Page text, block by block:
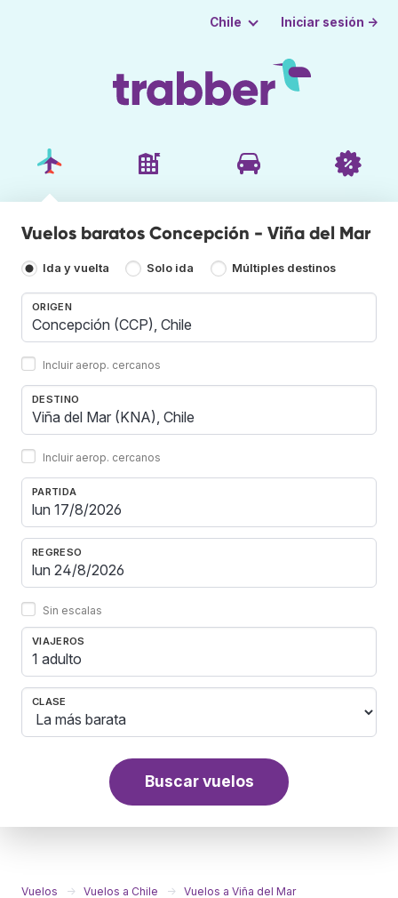
Chile Iniciar sesión →
Vuelos baratos Concepción - Viña del Mar
Ida y vuelta Solo ida Múltiples destinos
ORIGEN
Incluir aerop. cercanos
DESTINO
Incluir aerop. cercanos
PARTIDA
REGRESO
Sin escalas
VIAJEROS
1 adulto
CLASE
Buscar vuelos
Vuelos Vuelos a Chile
Vuelos a Viña del Mar